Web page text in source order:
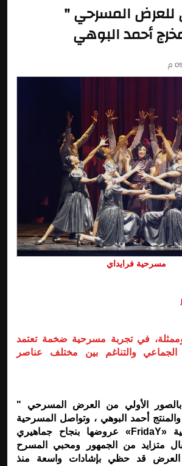
للعرض المسرحي "
أحمد البوهي
مسرحية فرايداي
وممثلة، في تجربة مسرحية ضخمة تعتمد
والتناغم بين مختلف عناصر
الأولي من العرض المسرحي "
أحمد البوهي ، وتواصل المسرحية
«FridaY»
عروضها بنجاح جماهيري
متزايد من الجمهور ومحبي المسرح
العرض قد حظي بإشادات واسعة منذ